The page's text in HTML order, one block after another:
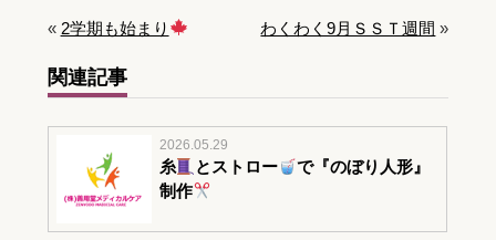
« 2学期も始まり わくわく9月ＳＳＴ週間 »
関連記事
2026.05.29
糸 とストロー
で『のぼり人形』
制作